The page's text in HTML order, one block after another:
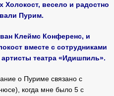
весело и радостно
Пурим.
Клеймс Конференс, и
вместе с сотрудниками
театра «Идишпиль».
о Пуриме связано с
когда мне было 5 с